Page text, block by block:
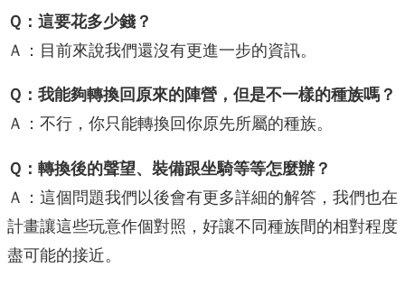
Ｑ：這要花多少錢？
Ａ：目前來說我們還沒有更進一步的資訊。
Ｑ：我能夠轉換回原來的陣營，但是不一樣的種族嗎？
Ａ：不行，你只能轉換回你原先所屬的種族。
Ｑ：轉換後的聲望、裝備跟坐騎等等怎麼辦？
Ａ：這個問題我們以後會有更多詳細的解答，我們也在
計畫讓這些玩意作個對照，好讓不同種族間的相對程度
盡可能的接近。